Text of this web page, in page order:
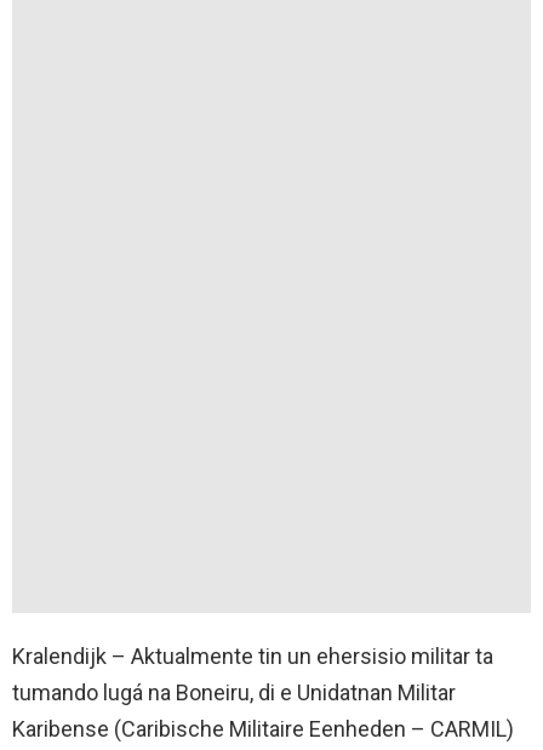
Kralendijk – Aktualmente tin un ehersisio militar ta
tumando lugá na Boneiru, di e Unidatnan Militar
Karibense (Caribische Militaire Eenheden – CARMIL)